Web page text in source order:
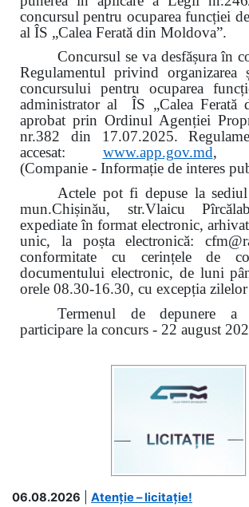
concursul pentru ocuparea funcției
al ÎS „Calea Ferată din Moldova”.
Concursul se va desfășura în
Regulamentul privind organizarea
concursului pentru ocuparea
administrator al ÎS „Calea Ferată
aprobat prin Ordinul Agenției
nr.382 din 17.07.2025.
accesat: www.app.gov.md,
(Companie - Informație de interes
Actele pot fi depuse la
mun.Chișinău, str.Vlaicu
expediate în format electronic,
unic, la poșta electronică:
conformitate cu cerințele de
documentului electronic, de luni
orele 08.30-16.30, cu excepția zilelor
Termenul de depunere a
participare la concurs - 22 august
06.08.2026
Atenție – licitație!